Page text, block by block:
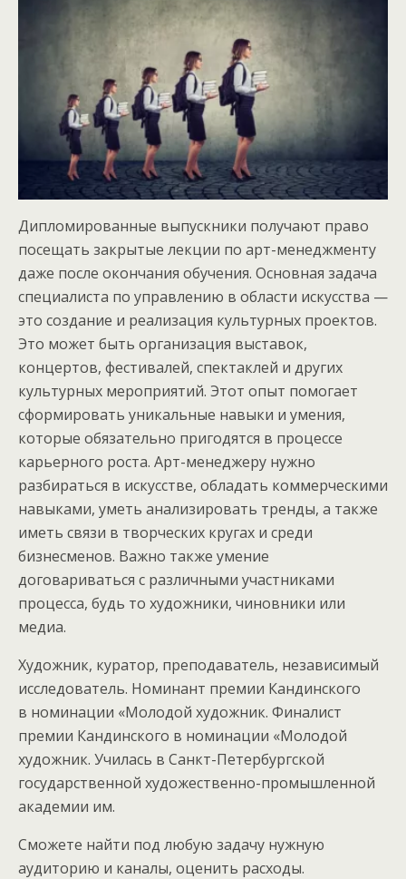
Дипломированные выпускники получают право
посещать закрытые лекции по арт-менеджменту
даже после окончания обучения. Основная задача
специалиста по управлению в области искусства —
это создание и реализация культурных проектов.
Это может быть организация выставок,
концертов, фестивалей, спектаклей и других
культурных мероприятий. Этот опыт помогает
сформировать уникальные навыки и умения,
которые обязательно пригодятся в процессе
карьерного роста. Арт-менеджеру нужно
разбираться в искусстве, обладать коммерческими
навыками, уметь анализировать тренды, а также
иметь связи в творческих кругах и среди
бизнесменов. Важно также умение
договариваться с различными участниками
процесса, будь то художники, чиновники или
медиа.
Художник, куратор, преподаватель, независимый
исследователь. Номинант премии Кандинского
в номинации «Молодой художник. Финалист
премии Кандинского в номинации «Молодой
художник. Училась в Санкт-Петербургской
государственной художественно-промышленной
академии им.
Сможете найти под любую задачу нужную
аудиторию и каналы, оценить расходы.